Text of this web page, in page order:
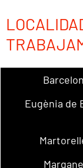
Eugènia de